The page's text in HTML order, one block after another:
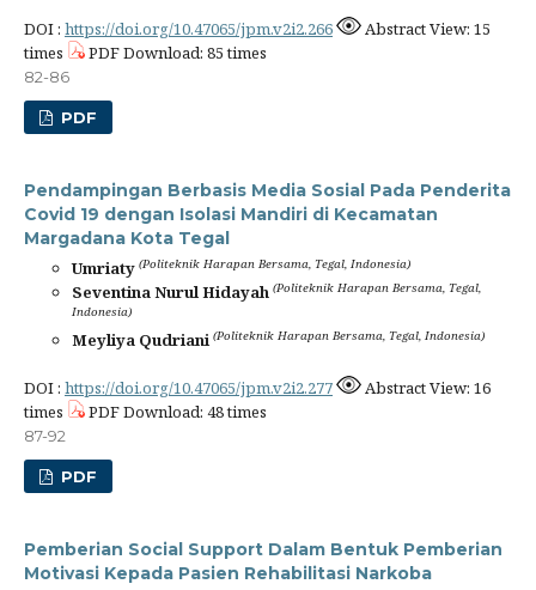
DOI : https://doi.org/10.47065/jpm.v2i2.266
Abstract View: 15
times
PDF Download: 85 times
82-86
PDF
Pendampingan Berbasis Media Sosial Pada Penderita
Covid 19 dengan Isolasi Mandiri di Kecamatan
Margadana Kota Tegal
Umriaty (Politeknik Harapan Bersama, Tegal, Indonesia)
Seventina Nurul Hidayah (Politeknik Harapan Bersama, Tegal,
Indonesia)
Meyliya Qudriani (Politeknik Harapan Bersama, Tegal, Indonesia)
DOI : https://doi.org/10.47065/jpm.v2i2.277
Abstract View: 16
times
PDF Download: 48 times
87-92
PDF
Pemberian Social Support Dalam Bentuk Pemberian
Motivasi Kepada Pasien Rehabilitasi Narkoba